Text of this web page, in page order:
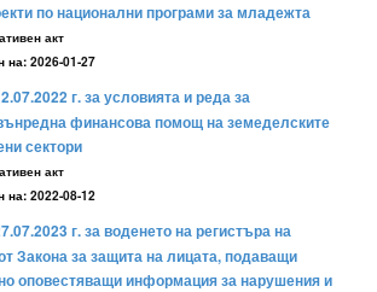
по национални програми за младежта
акт
на: 2026-01-27
г. за условията и реда за
финансова помощ на земеделските
сектори
акт
на: 2022-08-12
г. за воденето на регистъра на
Закона за защита на лицата, подаващи
оповестяващи информация за нарушения и